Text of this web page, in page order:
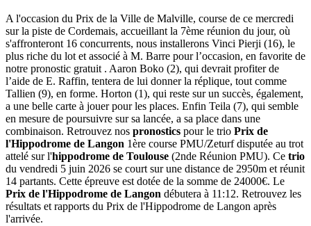
A l'occasion du Prix de la Ville de Malville, course de ce mercredi
sur la piste de Cordemais, accueillant la 7ème réunion du jour, où
s'affronteront 16 concurrents, nous installerons Vinci Pierji (16), le
plus riche du lot et associé à M. Barre pour l’occasion, en favorite de
notre pronostic gratuit . Aaron Boko (2), qui devrait profiter de
l’aide de E. Raffin, tentera de lui donner la réplique, tout comme
Tallien (9), en forme. Horton (1), qui reste sur un succès, également,
a une belle carte à jouer pour les places. Enfin Teila (7), qui semble
en mesure de poursuivre sur sa lancée, a sa place dans une
combinaison. Retrouvez nos pronostics pour le trio Prix de
l'Hippodrome de Langon 1ère course PMU/Zeturf disputée au trot
attelé sur l'hippodrome de Toulouse (2nde Réunion PMU). Ce trio
du vendredi 5 juin 2026 se court sur une distance de 2950m et réunit
14 partants. Cette épreuve est dotée de la somme de 24000€. Le
Prix de l'Hippodrome de Langon débutera à 11:12. Retrouvez les
résultats et rapports du Prix de l'Hippodrome de Langon après
l'arrivée.